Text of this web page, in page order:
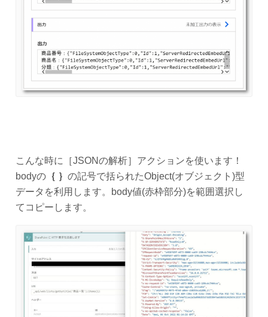
こんな時に［JSONの解析］アクションを使います！
bodyの｛ ｝ の記号で括られたObject(オブジェクト)型
データを利用します。body値(赤枠部分)を範囲選択し
てコピーします。